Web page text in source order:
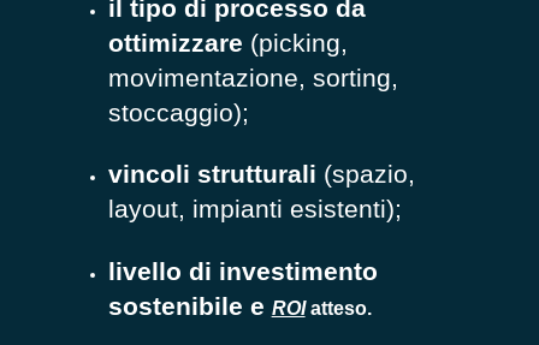
il tipo di processo da
ottimizzare (picking,
movimentazione, sorting,
stoccaggio);
vincoli strutturali (spazio,
layout, impianti esistenti);
livello di investimento
sostenibile e ROIatteso.